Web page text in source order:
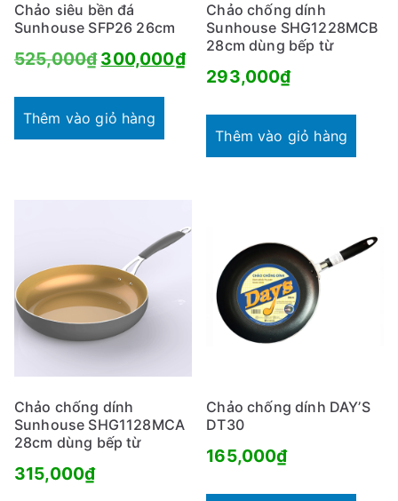
Chảo siêu bền đá
Sunhouse SFP26 26cm
525,000₫Giá
là:
300,000₫Giá
hiện
Thêm vào giỏ hàng
Chảo chống dính
Sunhouse SHG1228MCB
28cm dùng bếp từ
293,000₫
Thêm vào giỏ hàng
Chảo chống dính
Sunhouse SHG1128MCA
28cm dùng bếp từ
315,000₫
Chảo chống dính DAY’S
DT30
165,000₫